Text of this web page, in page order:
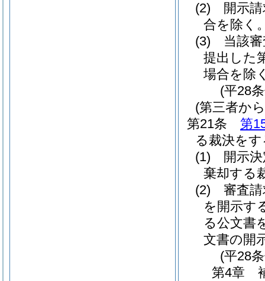
(2)
開示
合を除く
(3)
当該
提出した
場合を除
(平28
(第三者か
第21条
第
る裁決を
(1)
開示
棄却する
(2)
審査
を開示す
る公文書
文書の開
(平28
第4章